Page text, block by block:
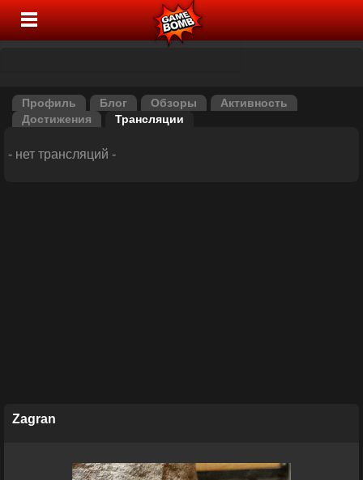
Профиль Блог Обзоры
Активность
Достижения
Трансляции
- нет трансляций -
Zagran